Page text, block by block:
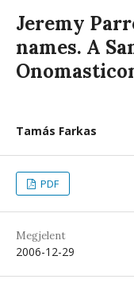
Jeremy
names. A
Tamás Farkas
PDF
Megjelent
2006-12-29